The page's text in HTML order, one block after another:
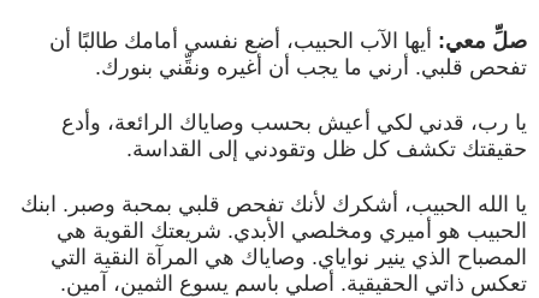
صلِّ معي: أيها الآب الحبيب، أضع نفسي أمامك طالبًا أن
تفحص قلبي. أرني ما يجب أن أغيره ونقِّني بنورك.
يا رب، قدني لكي أعيش بحسب وصاياك الرائعة، وأدع
حقيقتك تكشف كل ظل وتقودني إلى القداسة.
يا الله الحبيب، أشكرك لأنك تفحص قلبي بمحبة وصبر. ابنك
الحبيب هو أميري ومخلصي الأبدي. شريعتك القوية هي
المصباح الذي ينير نواياي. وصاياك هي المرآة النقية التي
تعكس ذاتي الحقيقية. أصلي باسم يسوع الثمين، آمين.